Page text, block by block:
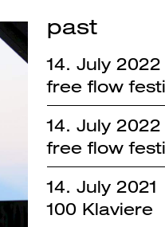
past
14. July 2022
free flow
14. July 2022
free flow
14. July 2021
100 Klaviere